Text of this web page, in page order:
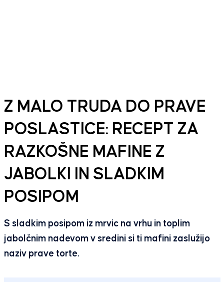
Z MALO TRUDA DO PRAVE
POSLASTICE: RECEPT ZA
RAZKOŠNE MAFINE Z
JABOLKI IN SLADKIM
POSIPOM
S sladkim posipom iz mrvic na vrhu in toplim
jabolčnim nadevom v sredini si ti mafini zaslužijo
naziv prave torte.